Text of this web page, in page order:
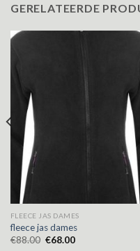
GERELATEERDE
FLEECE JAS DAMES
fleece jas dames
€88.00 €68.00